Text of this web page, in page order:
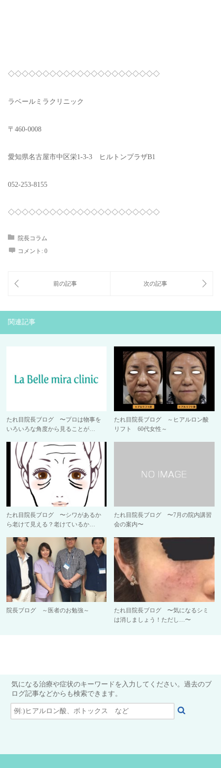
◇◇◇◇◇◇◇◇◇◇◇◇◇◇◇◇◇◇◇◇◇◇
ラベールミラクリニック
〒460-0008
愛知県名古屋市中区栄1-3-3 ヒルトンプラザB1
052-253-8155
◇◇◇◇◇◇◇◇◇◇◇◇◇◇◇◇◇◇◇◇◇◇
院長コラム
コメント: 0
関連記事
たれ目院長ブログ 〜プロは物事を
いろいろな角度から見ることが…
たれ目院長ブログ ～ヒアルロン酸
リフト 60代女性～
たれ目院長ブログ 〜シワがあるか
ら老けて見える？老けているか…
たれ目院長ブログ 〜7月の院内講習
会の案内〜
院長ブログ ～医者のお勉強～
たれ目院長ブログ 〜気になるシミ
は消しましょう！ただし…〜
気になる治療や症状のキーワードを入力してください。過去のブ
ログ記事などからも検索できます。